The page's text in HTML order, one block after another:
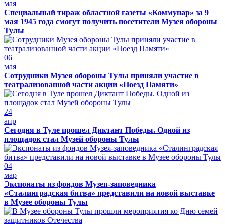
мая
Специальный тираж областной газеты «Коммунар» за 9
мая 1945 года смогут получить посетители Музея обороны
Тулы
06
мая
Сотрудники Музея обороны Тулы приняли участие в
театрализованной части акции «Поезд Памяти»
24
апр
Сегодня в Туле прошел Диктант Победы. Одной из
площадок стал Музей обороны Тулы
04
мар
Экспонаты из фондов Музея-заповедника
«Сталинградская битва» представили на новой выставке
в Музее обороны Тулы